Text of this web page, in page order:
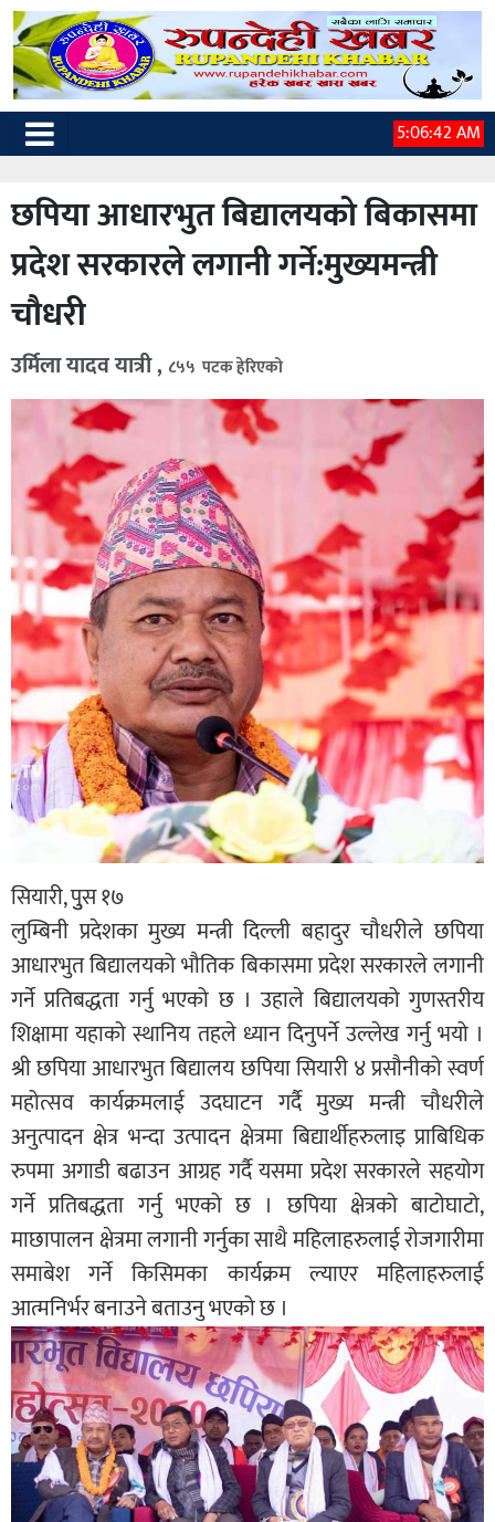
5:06:43 AM
छपिया आधारभुत बिद्यालयको बिकासमा
प्रदेश सरकारले लगानी गर्ने:मुख्यमन्त्री
चौधरी
उर्मिला यादव यात्री , ८५५ पटक हेरिएको
सियारी, पुुस १७
लुम्बिनी प्रदेशका मुख्य मन्त्री दिल्ली बहादुर चौधरीले छपिया
आधारभुत बिद्यालयको भौतिक बिकासमा प्रदेश सरकारले लगानी
गर्ने प्रतिबद्धता गर्नु भएको छ । उहाले बिद्यालयको गुणस्तरीय
शिक्षामा यहाको स्थानिय तहले ध्यान दिनुपर्ने उल्लेख गर्नु भयो ।
श्री छपिया आधारभुत बिद्यालय छपिया सियारी ४ प्रसौनीको स्वर्ण
महोत्सव कार्यक्रमलाई उदघाटन गर्दै मुख्य मन्त्री चौधरीले
अनुत्पादन क्षेत्र भन्दा उत्पादन क्षेत्रमा बिद्यार्थीहरुलाइ प्राबिधिक
रुपमा अगाडी बढाउन आग्रह गर्दै यसमा प्रदेश सरकारले सहयोग
गर्ने प्रतिबद्धता गर्नु भएको छ । छपिया क्षेत्रको बाटोघाटो,
माछापालन क्षेत्रमा लगानी गर्नुका साथै महिलाहरुलाई रोजगारीमा
समाबेश गर्ने किसिमका कार्यक्रम ल्याएर महिलाहरुलाई
आत्मनिर्भर बनाउने बताउनु भएको छ ।